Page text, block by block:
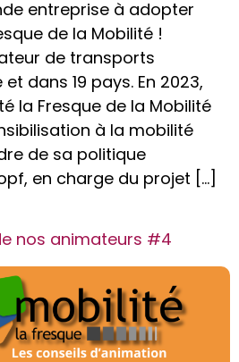
entreprise à adopter
de la Mobilité !
de transports
dans 19 pays. En 2023,
la Fresque de la Mobilité
à la mobilité
de sa politique
en charge du projet […]
nos animateurs #4